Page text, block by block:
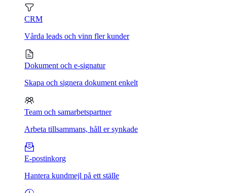
CRM
Vårda leads och vinn fler kunder
Dokument och e-signatur
Skapa och signera dokument enkelt
Team och samarbetspartner
Arbeta tillsammans, håll er synkade
E-postinkorg
Hantera kundmejl på ett ställe